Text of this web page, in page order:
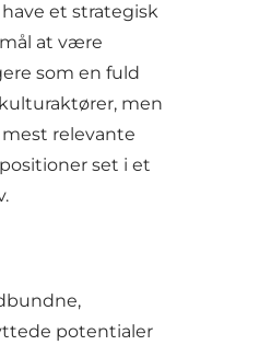
et strategisk
at være
som en fuld
men
relevante
set i et
potentialer